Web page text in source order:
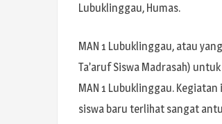
Lubuklinggau, Humas.
MAN 1 Lubuklinggau, atau
Ta’aruf Siswa Madrasah)
MAN 1 Lubuklinggau.
siswa baru terlihat sangat